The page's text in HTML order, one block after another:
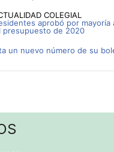
COLEGIAL
aprobó por
presupuesto de 2020
un nuevo número de su